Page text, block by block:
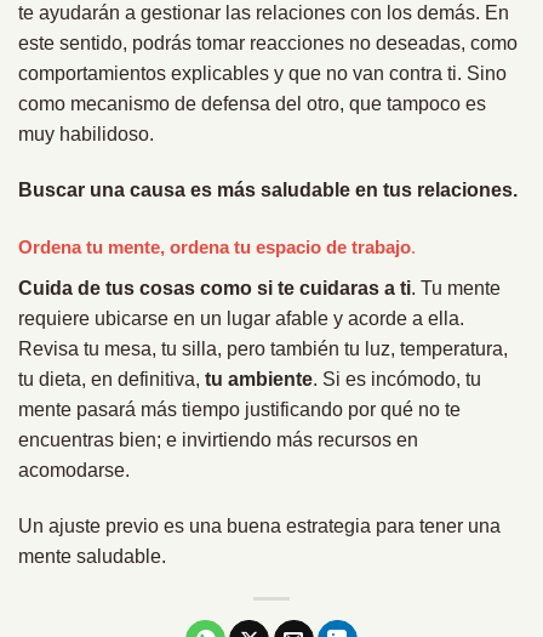
te ayudarán a gestionar las relaciones con los demás. En
este sentido, podrás tomar reacciones no deseadas, como
comportamientos explicables y que no van contra ti. Sino
como mecanismo de defensa del otro, que tampoco es
muy habilidoso.
Buscar una causa es más saludable en tus relaciones.
Ordena tu mente, ordena tu espacio de trabajo.
Cuida de tus cosas como si te cuidaras a ti. Tu mente
requiere ubicarse en un lugar afable y acorde a ella.
Revisa tu mesa, tu silla, pero también tu luz, temperatura,
tu dieta, en definitiva, tu ambiente. Si es incómodo, tu
mente pasará más tiempo justificando por qué no te
encuentras bien; e invirtiendo más recursos en
acomodarse.
Un ajuste previo es una buena estrategia para tener una
mente saludable.